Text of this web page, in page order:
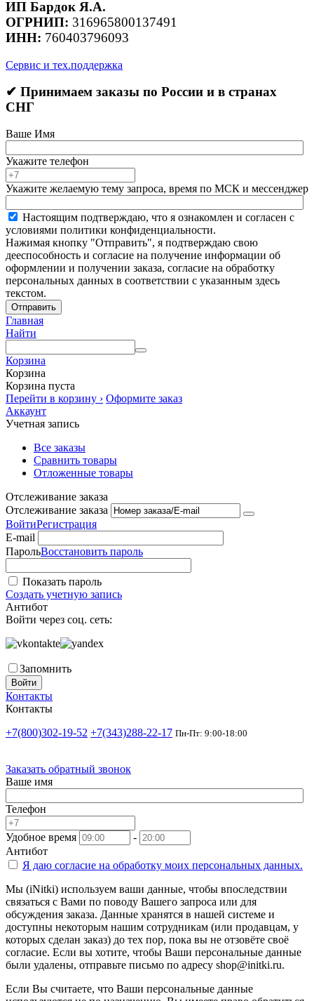
ИП Бардок Я.А.
ОГРНИП: 316965800137491
ИНН: 760403796093
Сервис и тех.поддержка
✔ Принимаем заказы по России и в странах
СНГ
Ваше Имя
Укажите телефон
Укажите желаемую тему запроса, время по МСК и мессенджер
Настоящим подтверждаю, что я ознакомлен и согласен с
условиями политики конфиденциальности.
Нажимая кнопку "Отправить", я подтверждаю свою
дееспособность и согласие на получение информации об
оформлении и получении заказа, согласие на обработку
персональных данных в соответствии с указанным здесь
текстом.
Отправить
Главная
Найти
Корзина
Корзина
Корзина пуста
Перейти в корзину › Оформите заказ
Аккаунт
Учетная запись
Все заказы
Сравнить товары
Отложенные товары
Отслеживание заказа
Отслеживание заказа
ВойтиРегистрация
E-mail
ПарольВосстановить пароль
Показать пароль
Создать учетную запись
Антибот
Войти через соц. сеть:
Запомнить
Войти
Контакты
Контакты
+7(800)302-19-52 +7(343)288-22-17 Пн-Пт: 9:00-18:00
Заказать обратный звонок
Ваше имя
Телефон
Удобное время
-
Антибот
Я даю согласие на обработку моих персональных данных.
Мы (iNitki) используем ваши данные, чтобы впоследствии
связаться с Вами по поводу Вашего запроса или для
обсуждения заказа. Данные хранятся в нашей системе и
доступны некоторым нашим сотрудникам (или продавцам, у
которых сделан заказ) до тех пор, пока вы не отзовёте своё
согласие. Если вы хотите, чтобы Ваши персональные данные
были удалены, отправьте письмо по адресу shop@initki.ru.
Если Вы считаете, что Ваши персональные данные